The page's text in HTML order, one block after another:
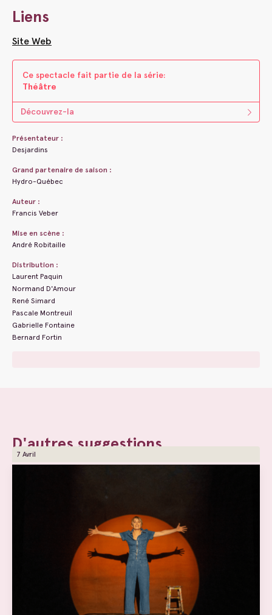
Liens
Site Web
Ce spectacle fait parti​e ​de la s​é​rie:
Théâtre
Découvrez-la
Présentateur :
Desjardins
Grand partenaire de saison :
Hydro-Québec
Auteur :
Francis Veber
Mise en scène :
André Robitaille
Distribution :
Laurent Paquin
Normand D'Amour
René Simard
Pascale Montreuil
Gabrielle Fontaine
Bernard Fortin
D'autres suggestions
7 Avril